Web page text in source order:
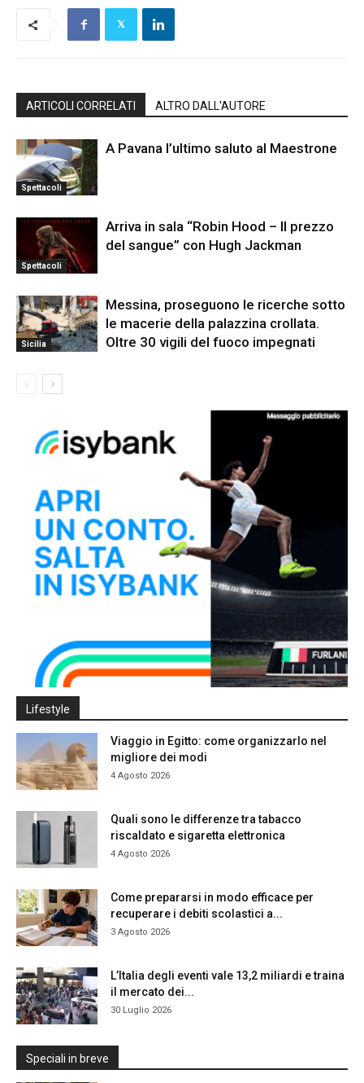
ARTICOLI CORRELATI ALTRO DALL'AUTORE
Spettacoli
A Pavana l’ultimo saluto al Maestrone
Spettacoli
Arriva in sala “Robin Hood – Il prezzo
del sangue” con Hugh Jackman
Sicilia
Messina, proseguono le ricerche sotto
le macerie della palazzina crollata.
Oltre 30 vigili del fuoco impegnati
Lifestyle
Viaggio in Egitto: come organizzarlo nel
migliore dei modi
4 Agosto 2026
Quali sono le differenze tra tabacco
riscaldato e sigaretta elettronica
4 Agosto 2026
Come prepararsi in modo efficace per
recuperare i debiti scolastici a...
3 Agosto 2026
L’Italia degli eventi vale 13,2 miliardi e traina
il mercato dei...
30 Luglio 2026
Speciali in breve